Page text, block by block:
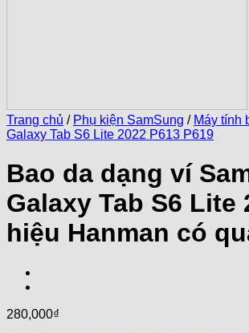
Trang chủ / Phụ kiện SamSung / Máy tính
Galaxy Tab S6 Lite 2022 P613 P619
Bao da dạng ví
Galaxy Tab S6 Lite
hiệu Hanman có
280,000₫